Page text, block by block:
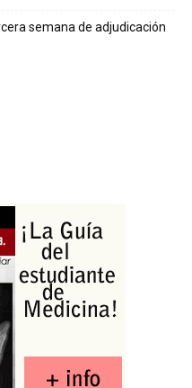
semana de adjudicación